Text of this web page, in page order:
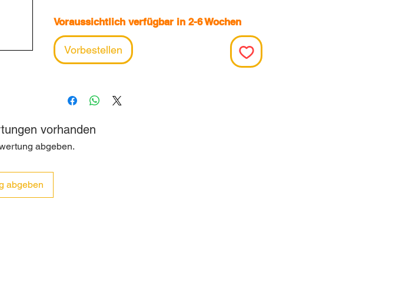
Voraussichtlich verfügbar in 2-6 Wochen
Vorbestellen
vorhanden
abgeben.
abgeben